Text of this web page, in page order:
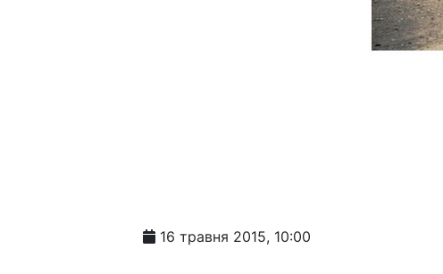
16 травня 2015, 10:00